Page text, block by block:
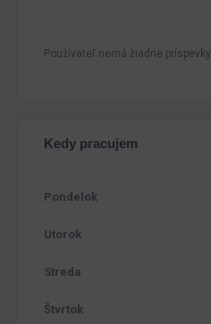
Používateľ nemá žiadne príspevky
Kedy pracujem
Pondelok
Utorok
Streda
Štvrtok